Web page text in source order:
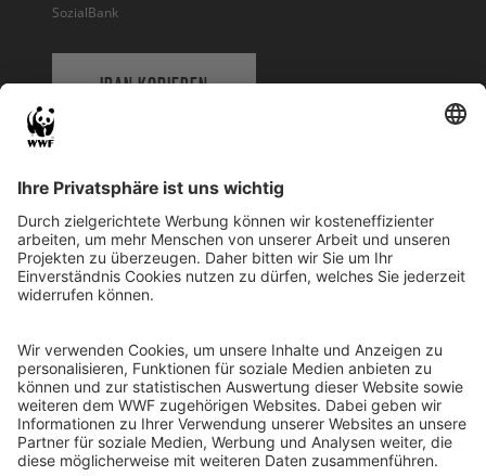
SozialBank
IBAN KOPIEREN
WWF Deutschland
Reinhardtstr. 18
10117 Berlin
Ihre Spende kann steuerlich geltend gemacht werden
Registriert als Stiftung WWF Deutschland, Senatsverwaltung für
Justiz Berlin, Az: 3416/976/2
Umsatzsteuer-Identifikationsnummer: DE 114236103